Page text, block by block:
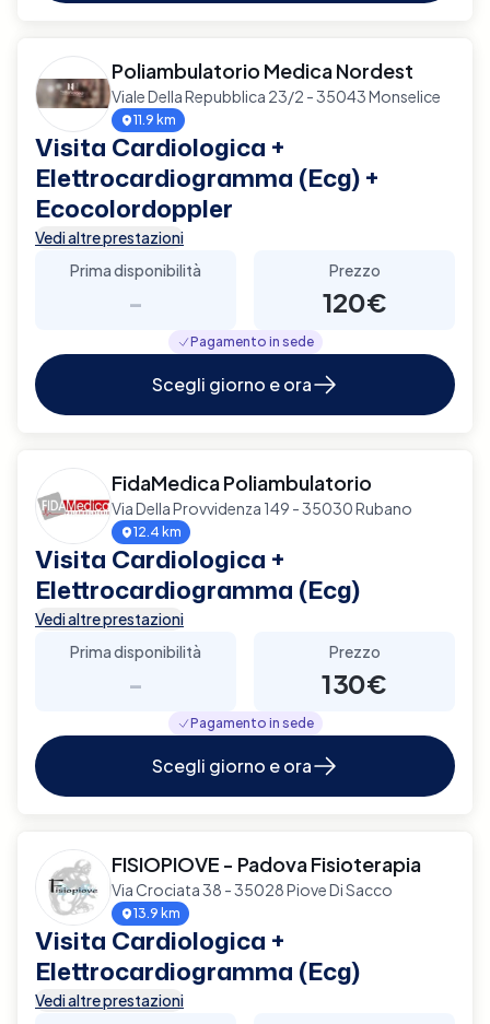
Poliambulatorio Medica Nordest
Viale Della Repubblica 23/2 - 35043 Monselice
11.9 km
Visita Cardiologica +
Elettrocardiogramma (Ecg) +
Ecocolordoppler
Vedi altre prestazioni
Prima disponibilità
-
Prezzo
120€
Pagamento in sede
Scegli giorno e ora
FidaMedica Poliambulatorio
Via Della Provvidenza 149 - 35030 Rubano
12.4 km
Visita Cardiologica +
Elettrocardiogramma (Ecg)
Vedi altre prestazioni
Prima disponibilità
-
Prezzo
130€
Pagamento in sede
Scegli giorno e ora
FISIOPIOVE - Padova Fisioterapia
Via Crociata 38 - 35028 Piove Di Sacco
13.9 km
Visita Cardiologica +
Elettrocardiogramma (Ecg)
Vedi altre prestazioni